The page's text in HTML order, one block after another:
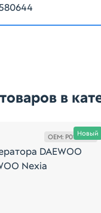
в
Новый
OEM: P0116437
DAEWOO
Nexia
регулятор